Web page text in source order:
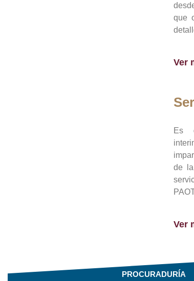
que
Ver
Es
de
Ver
PROCURADURÍA